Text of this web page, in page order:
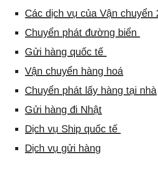
Các dịch vụ của Vận chuyển
Chuyển phát đường biển
Gửi hàng quốc tế
Vận chuyển hàng hoá
Chuyển phát lấy hàng tại nhà
Gửi hàng đi Nhật
Dịch vụ Ship quốc tế
Dịch vụ gửi hàng